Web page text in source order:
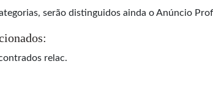
serão distinguidos ainda o Anúncio
relac.